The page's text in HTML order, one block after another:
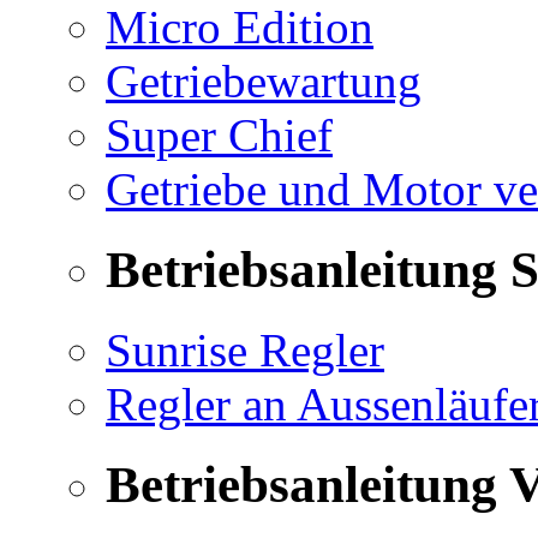
Micro Edition
Getriebewartung
Super Chief
Getriebe und Motor
Betriebsanleitung
Sunrise Regler
Regler an
Betriebsanleitung